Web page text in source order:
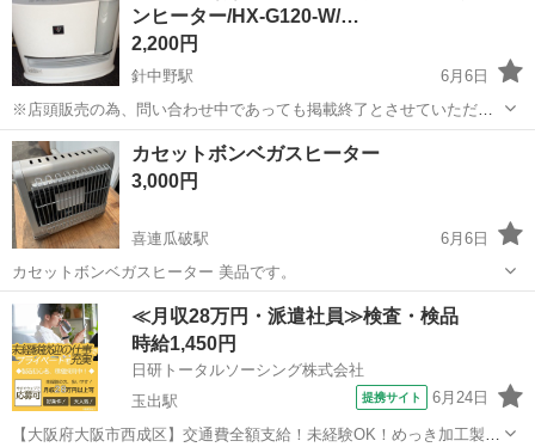
ンヒーター/HX-G120-W/…
2,200円
針中野駅
6月6日
※店頭販売の為、問い合わせ中であっても掲載終了とさせていただく
場合があります。 商品名：加湿セラミックファンヒーター メーカー：
SHARP 型番：HX-G120-W 状態：中古品 2017年 詳しい状態：傷...
大阪 大阪市 針中野駅 季節、空調家電
カセットボンベガスヒーター
3,000円
喜連瓜破駅
6月6日
カセットボンベガスヒーター 美品です。
大阪 大阪市 喜連瓜破駅 季節、空調家電
≪月収28万円・派遣社員≫検査・検品
時給1,450円
日研トータルソーシング株式会社
玉出駅
提携サイト 6月24日
【大阪府大阪市西成区】交通費全額支給！未経験OK！めっき加工製品